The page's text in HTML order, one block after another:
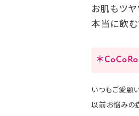
お肌もツヤ
本当に飲む
＊
いつもご愛顧
以前お悩みの